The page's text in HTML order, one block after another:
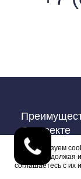
Мы используем
сайта. Продолжая
соглашаетесь с их